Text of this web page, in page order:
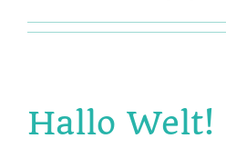
Hallo Welt!